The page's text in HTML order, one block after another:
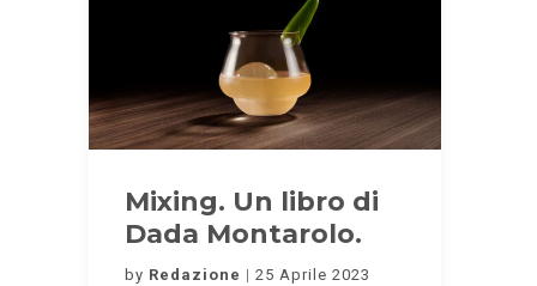
Mixing. Un libro di
Dada Montarolo.
by Redazione 25 Aprile 2023